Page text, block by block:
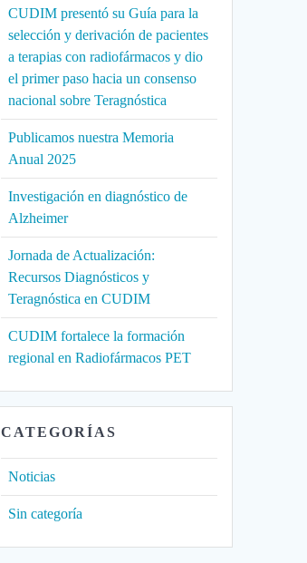
CUDIM presentó su Guía para la
selección y derivación de pacientes
a terapias con radiofármacos y dio
el primer paso hacia un consenso
nacional sobre Teragnóstica
Publicamos nuestra Memoria
Anual 2025
Investigación en diagnóstico de
Alzheimer
Jornada de Actualización:
Recursos Diagnósticos y
Teragnóstica en CUDIM
CUDIM fortalece la formación
regional en Radiofármacos PET
CATEGORÍAS
Noticias
Sin categoría